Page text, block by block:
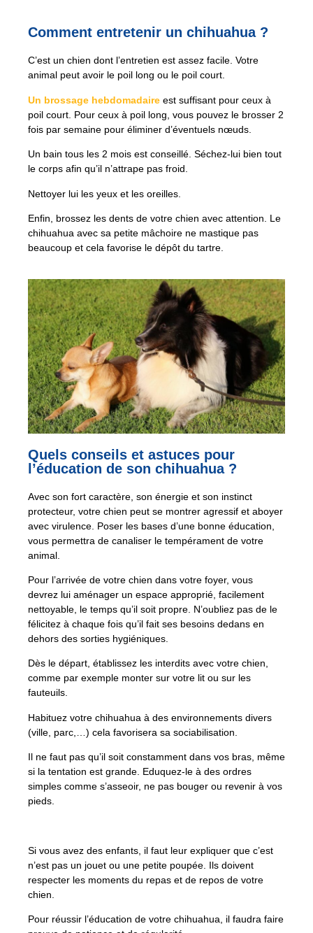
Comment entretenir un chihuahua ?
C’est un chien dont l’entretien est assez facile. Votre
animal peut avoir le poil long ou le poil court.
Un brossage hebdomadaire est suffisant pour ceux à
poil court. Pour ceux à poil long, vous pouvez le brosser 2
fois par semaine pour éliminer d’éventuels nœuds.
Un bain tous les 2 mois est conseillé. Séchez-lui bien tout
le corps afin qu’il n’attrape pas froid.
Nettoyer lui les yeux et les oreilles.
Enfin, brossez les dents de votre chien avec attention. Le
chihuahua avec sa petite mâchoire ne mastique pas
beaucoup et cela favorise le dépôt du tartre.
Quels conseils et astuces pour
l’éducation de son chihuahua ?
Avec son fort caractère, son énergie et son instinct
protecteur, votre chien peut se montrer agressif et aboyer
avec virulence. Poser les bases d’une bonne éducation,
vous permettra de canaliser le tempérament de votre
animal.
Pour l’arrivée de votre chien dans votre foyer, vous
devrez lui aménager un espace approprié, facilement
nettoyable, le temps qu’il soit propre. N’oubliez pas de le
félicitez à chaque fois qu’il fait ses besoins dedans en
dehors des sorties hygiéniques.
Dès le départ, établissez les interdits avec votre chien,
comme par exemple monter sur votre lit ou sur les
fauteuils.
Habituez votre chihuahua à des environnements divers
(ville, parc,…) cela favorisera sa sociabilisation.
Il ne faut pas qu’il soit constamment dans vos bras, même
si la tentation est grande. Eduquez-le à des ordres
simples comme s’asseoir, ne pas bouger ou revenir à vos
pieds.
Si vous avez des enfants, il faut leur expliquer que c’est
n’est pas un jouet ou une petite poupée. Ils doivent
respecter les moments du repas et de repos de votre
chien.
Pour réussir l’éducation de votre chihuahua, il faudra faire